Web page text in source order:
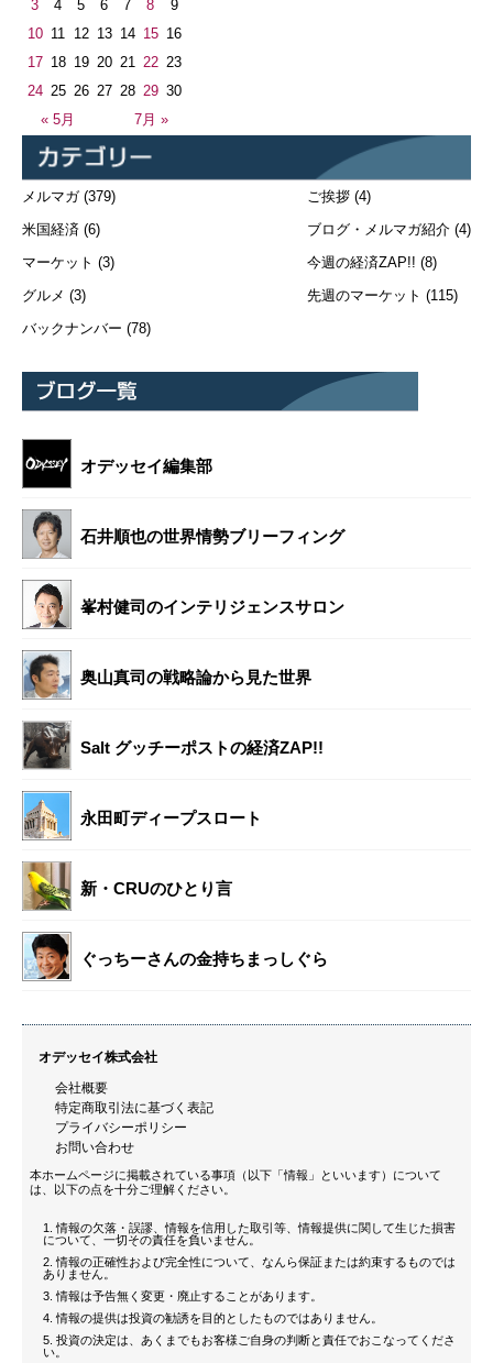
« 5月 7月 »
3
4 5 6 7 8
9
10 11 12 13 14 15 16
17 18 19 20 21 22 23
24 25 26 27 28 29 30
メルマガ(379)
米国経済 (6)
マーケット (3)
グルメ (3)
バックナンバー (78)
ご挨拶 (4)
ブログ・メルマガ紹介 (4)
今週の経済ZAP!! (8)
先週のマーケット (115)
オデッセイ編集部
石井順也の世界情勢ブリーフィング
峯村健司のインテリジェンスサロン
奥山真司の戦略論から見た世界
Salt グッチーポストの経済ZAP!!
永田町ディープスロート
新・CRUのひとり言
ぐっちーさんの金持ちまっしぐら
オデッセイ株式会社
会社概要
特定商取引法に基づく表記
プライバシーポリシー
お問い合わせ
本ホームページに掲載されている事項（以下「情報」といいます）について
は、以下の点を十分ご理解ください。
情報の欠落・誤謬、情報を信用した取引等、情報提供に関して生じた損害
について、一切その責任を負いません。
情報の正確性および完全性について、なんら保証または約束するものでは
ありません。
情報は予告無く変更・廃止することがあります。
情報の提供は投資の勧誘を目的としたものではありません。
投資の決定は、あくまでもお客様ご自身の判断と責任でおこなってくださ
い。